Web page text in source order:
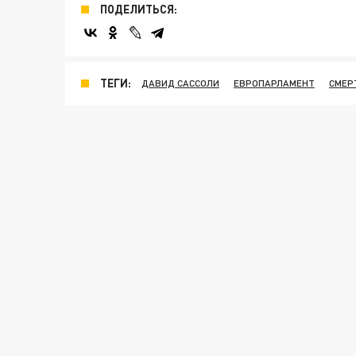
ПОДЕЛИТЬСЯ:
ТЕГИ: ДАВИД САССОЛИ ЕВРОПАРЛАМЕНТ